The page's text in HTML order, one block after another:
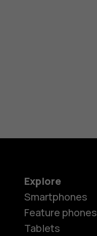
Explore
Smartphones
Feature phones
Tablets